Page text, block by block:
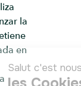
la
en